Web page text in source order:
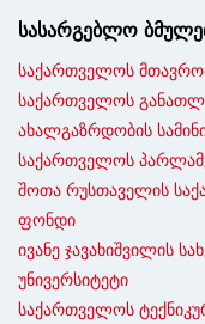
სასარგებლო
საქართველოს
საქართველოს
ახალგაზრდობის
საქართველოს
შოთა რუსთაველის
ფონდი
ივანე ჯავახიშვილის
უნივერსიტეტი
საქართველოს